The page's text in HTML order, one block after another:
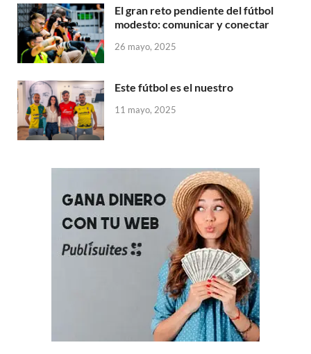
El gran reto pendiente del fútbol
modesto: comunicar y conectar
26 mayo, 2025
Este fútbol es el nuestro
11 mayo, 2025